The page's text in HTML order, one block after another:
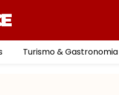
Turismo & Gastronomia